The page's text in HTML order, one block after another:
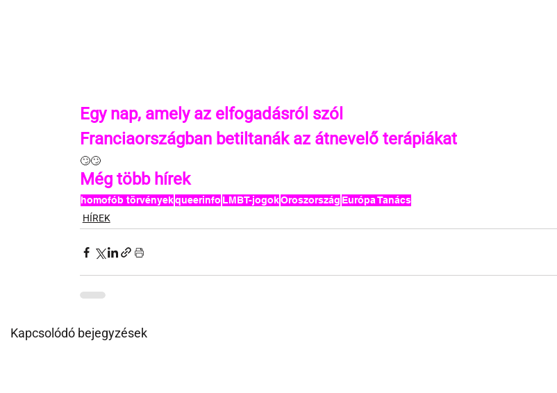
Egy nap, amely az elfogadásról szól
Franciaországban betiltanák az átnevelő terápiákat
🙄🙄
Még több hírek
homofób törvényekqueerinfo LMBT-jogokOroszország Európa Tanács
HÍREK
Kapcsolódó bejegyzések